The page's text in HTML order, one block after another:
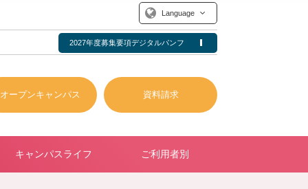
Language
2027年度募集要項デジタルパンフ
オープンキャンパス 資料請求
キャンパスライフ ご利用者別